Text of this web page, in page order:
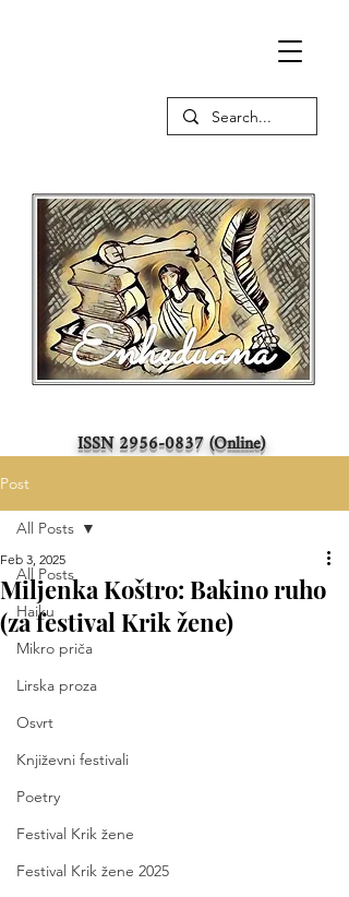
ISSN2956-0837(Online)
Post
All Posts
Haiku
Mikro priča
Lirska proza
Osvrt
Književni festivali
Poetry
Festival Krik žene
Festival Krik žene 2025
All Posts
Miljenka Koštro: Bakino ruho
(za festival Krik žene)
Feb 3, 2025